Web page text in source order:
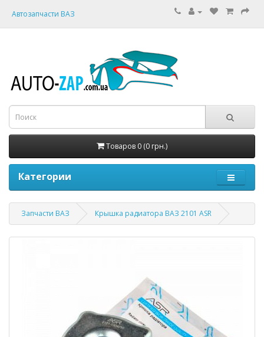
Автозапчасти ВАЗ
Товаров 0 (0 грн.)
Категории
Запчасти ВАЗ Крышка радиатора ВАЗ 2101 ASR